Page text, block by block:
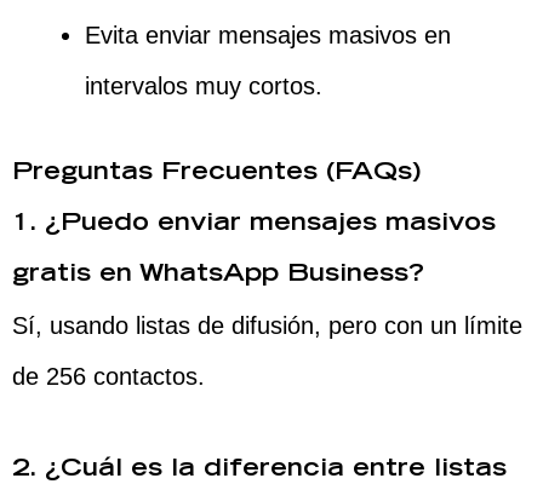
Evita enviar mensajes masivos en
intervalos muy cortos.
Preguntas Frecuentes (FAQs)
1. ¿Puedo enviar mensajes masivos
gratis en WhatsApp Business?
Sí, usando listas de difusión, pero con un límite
de 256 contactos.
2. ¿Cuál es la diferencia entre listas